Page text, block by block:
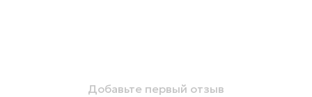
Добавьте первый отзыв